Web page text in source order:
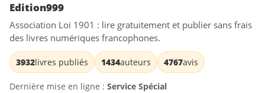
Edition999
Association Loi 1901 : lire gratuitement et publier sans frais
des livres numériques francophones.
3932livres publiés 1434auteurs 4767avis
Dernière mise en ligne : Service Spécial